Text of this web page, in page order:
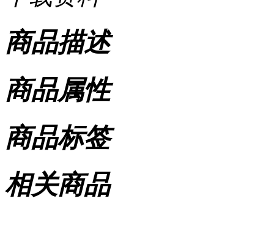
商品描述
商品属性
商品标签
相关商品